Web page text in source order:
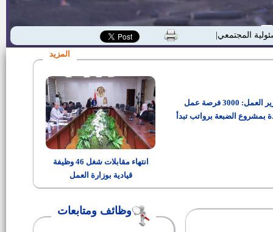
المجتمعية"
المزيد
وزير العمل: 3000 فرصة عمل
بمشروع الضبعة برواتب تبدأ
انتهاء مقابلات شغل 46 وظيفة
قيادية بوزارة العمل
وظائف ومتابعات
مطلوب فنيين للعمل بشركات النقل
وتوزيع الكهرباء
لـ"معاون نيابة إدارية"دفعة 2015
نتيجة الهيئة القومية لسكك حديد
مصر
200 فرصة عمل بشركة زد عبر
مدير ادارة المناجم والمحاجر
مواعيد إجراء الاختبارات لشغل
وظائف التعليم (معلم مساعد) في